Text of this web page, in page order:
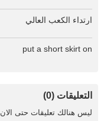
ارتداء الكعب العالي
put a short skirt on
التعليقات (0)
ليس هنالك تعليقات حتى الان